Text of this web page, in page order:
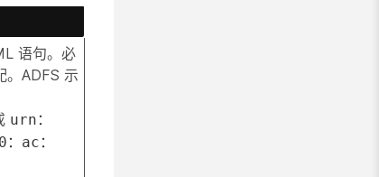
语句。必
。ADFS 示
urn：
ac：